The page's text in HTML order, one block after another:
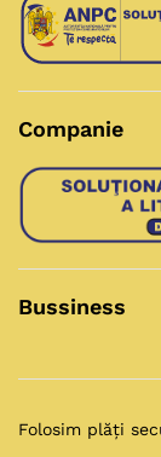
Companie
Bussiness
Folosim plăți